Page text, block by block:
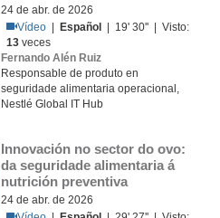
24 de abr. de 2026
Vídeo
Español
| 19' 30'' | Visto:
13 veces
Fernando Alén Ruiz
Responsable de produto en
seguridade alimentaria operacional,
Nestlé Global IT Hub
Innovación no sector do ovo:
da seguridade alimentaria á
nutrición preventiva
24 de abr. de 2026